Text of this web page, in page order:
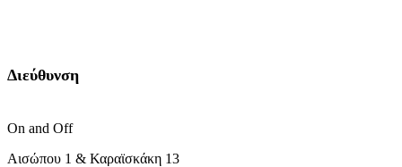
Διεύθυνση
On and Off
Αισώπου 1 & Καραϊσκάκη 13